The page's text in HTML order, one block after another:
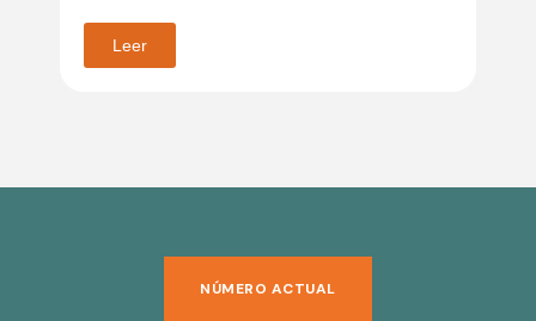
Leer
NÚMERO ACTUAL